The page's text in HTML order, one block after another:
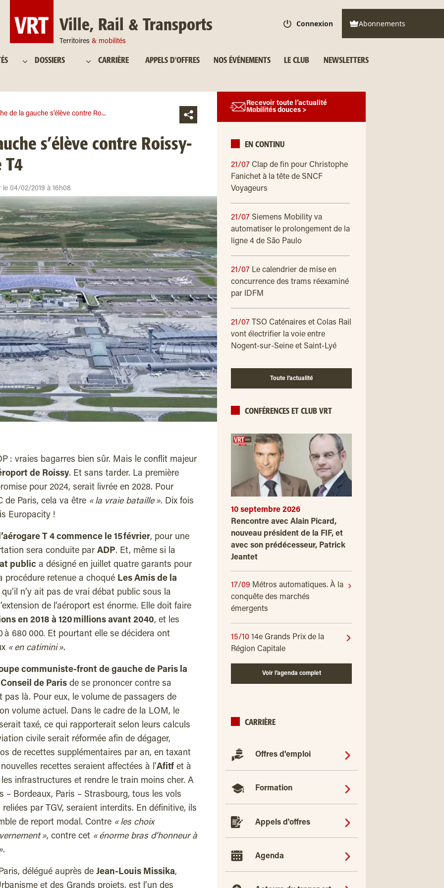
Ville, Rail & Transports
Territoires & mobilités
Connexion Abonnements
DOSSIERS CARRIÈRE APPELS D'OFFRES NOS ÉVÉNEMENTS LE CLUB NEWSLETTERS
de la gauche s’élève contre Ro...
s’élève contre Roissy-
T4
le 04/02/2019 à 16h08
: vraies bagarres bien sûr. Mais le conflit majeur
de Roissy. Et sans tarder. La première
pour 2024, serait livrée en 2028. Pour
de Paris, cela va être « la vraie bataille ». Dix fois
Europacity !
T 4 commence le 15 février, pour une
sera conduite par ADP. Et, même si la
public a désigné en juillet quatre garants pour
procédure retenue a choqué Les Amis de la
n’y ait pas de vrai débat public sous la
de l’aéroport est énorme. Elle doit faire
en 2018 à 120 millions avant 2040, et les
à 680 000. Et pourtant elle se décidera ont
« en catimini ».
communiste-front de gauche de Paris la
Conseil de Paris de se prononcer contre sa
pas là. Pour eux, le volume de passagers de
volume actuel. Dans le cadre de la LOM, le
taxé, ce qui rapporterait selon leurs calculs
civile serait réformée afin de dégager,
de recettes supplémentaires par an, en taxant
recettes seraient affectées à l’Afitf et à
infrastructures et rendre le train moins cher. A
– Bordeaux, Paris – Strasbourg, tous les vols
par TGV, seraient interdits. En définitive, ils
de report modal. Contre « les choix
», contre cet « énorme bras d’honneur à
.
délégué auprès de Jean-Louis Missika,
et des Grands projets, est l’un des
Recevoir toute l’actualité
Mobilités douces >
EN CONTINU
21/07 Clap de fin pour Christophe
Fanichet à la tête de SNCF
Voyageurs
21/07 Siemens Mobility va
automatiser le prolongement de la
ligne 4 de São Paulo
21/07 Le calendrier de mise en
concurrence des trams réexaminé
par IDFM
21/07
TSO Caténaires et Colas Rail
vont électrifier la voie entre
Nogent-sur-Seine et Saint-Lyé
Toute l’actualité
CONFÉRENCES ET CLUB VRT
10 septembre 2026
Rencontre avec Alain Picard,
nouveau président de la FIF, et
avec son prédécesseur, Patrick
Jeantet
17/09 Métros automatiques. À la
conquête des marchés
émergents
15/10 14e Grands Prix de la
Région Capitale
Voir l’agenda complet
CARRIÈRE
Offres d'emploi
Formation
Appels d'offres
Agenda